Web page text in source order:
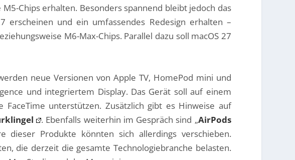
Chips erhalten. Besonders spannend bleibt jedoch das
erscheinen und ein umfassendes Redesign erhalten –
M6-Max-Chips. Parallel dazu soll macOS 27
neue Versionen von Apple TV, HomePod mini und
und integriertem Display. Das Gerät soll auf einem
unterstützen. Zusätzlich gibt es Hinweise auf
. Ebenfalls weiterhin im Gespräch sind „AirPods
dieser Produkte könnten sich allerdings verschieben.
die derzeit die gesamte Technologiebranche belasten.